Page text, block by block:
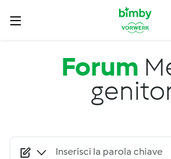
Salta al contenuto principale
Forum